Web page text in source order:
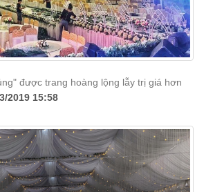
được trang hoàng lộng lẫy trị giá hơn
2019 15:58